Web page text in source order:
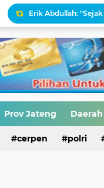
Erik Abdullah:
Antara HAM dan
Narasi Pajak Bukan
Ironisasi
HIV di Kalangan
Prov Jateng Daerah
cerpen polri